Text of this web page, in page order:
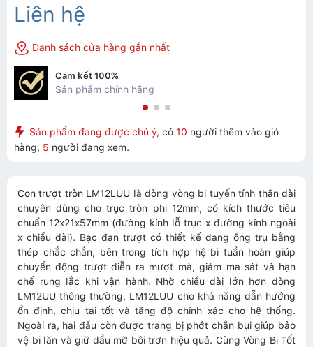
Liên hệ
Danh sách cửa hàng gần nhất
Cam kết 100%
Sản phẩm chính hãng
Sản phẩm đang được chú ý, có 10 người thêm vào giỏ
hàng, 5 người đang xem.
Con trượt tròn LM12LUU là dòng vòng bi tuyến tính thân dài
chuyên dùng cho trục tròn phi 12mm, có kích thước tiêu
chuẩn 12x21x57mm (đường kính lỗ trục x đường kính ngoài
x chiều dài). Bạc đạn trượt có thiết kế dạng ống trụ bằng
thép chắc chắn, bên trong tích hợp hệ bi tuần hoàn giúp
chuyển động trượt diễn ra mượt mà, giảm ma sát và hạn
chế rung lắc khi vận hành. Nhờ chiều dài lớn hơn dòng
LM12UU thông thường, LM12LUU cho khả năng dẫn hướng
ổn định, chịu tải tốt và tăng độ chính xác cho hệ thống.
Ngoài ra, hai đầu còn được trang bị phớt chắn bụi giúp bảo
vệ bi lăn và giữ dầu mỡ bôi trơn hiệu quả. Cùng Vòng Bi Tốt